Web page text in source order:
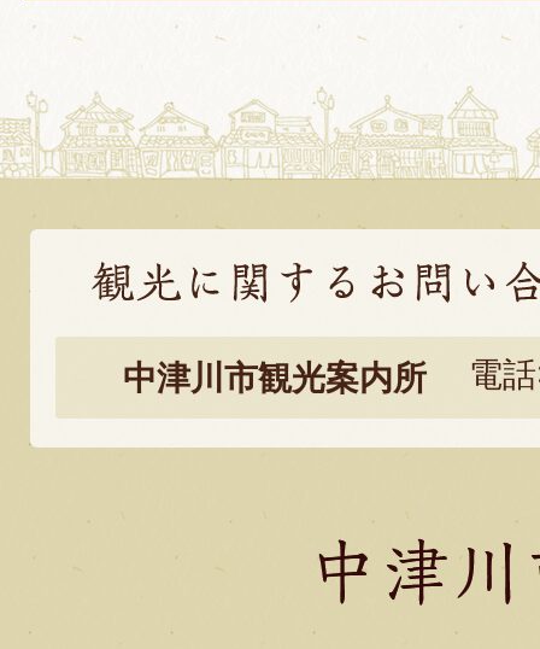
観
光
に
関
る
中津川市観光案内所 電